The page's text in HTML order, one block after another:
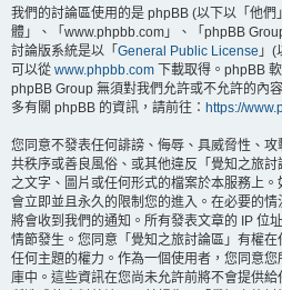
我們的討論區使用的是 phpBB (以下以「他
體」、「www.phpbb.com」、「phpBB
討論版系統是以「 General Public License 」(
可以從 www.phpbb.com 下載取得。phpBB
phpBB Group 無須對我們允許或不允許的內
多有關 phpBB 的資訊，請前往： https://
您同意不發表任何誹謗、侮辱、具威脅性、
共秩序或善良風俗、或其他違反「覺知之旅
之文字、圖片或任何形式的檔案於本服務上
會立即並且永久的限制您的進入。在必要的
將會收到我們的通知。所有發表文章的 IP 位
情節發生。您同意「覺知之旅討論區」有權
任何主題的權力。作為一個使用者，您同意
庫中。這些資訊在您尚未允許前將不會提供